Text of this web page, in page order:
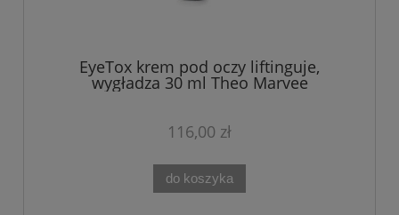
EyeTox krem pod oczy liftinguje,
wygładza 30 ml Theo Marvee
116,00 zł
do koszyka